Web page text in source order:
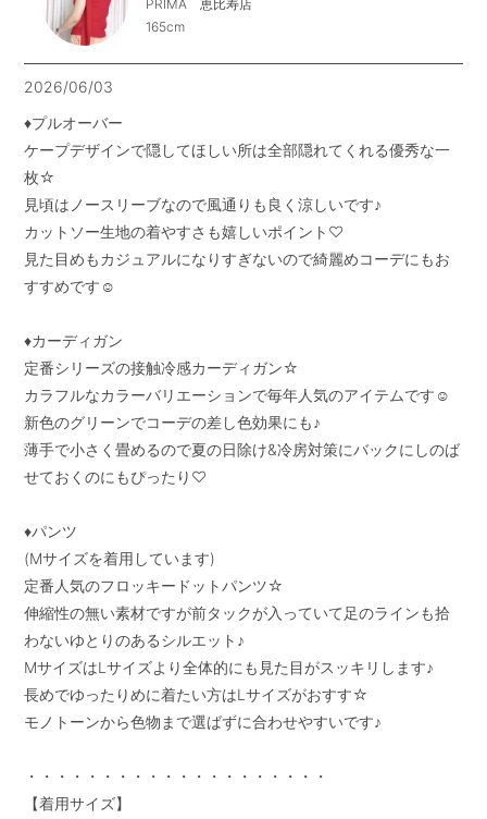
PRIMA 恵比寿店
165cm
2026/06/03
♦︎プルオーバー
ケープデザインで隠してほしい所は全部隠れてくれる優秀な一
枚☆
見頃はノースリーブなので風通りも良く涼しいです♪
カットソー生地の着やすさも嬉しいポイント♡
見た目めもカジュアルになりすぎないので綺麗めコーデにもお
すすめです☺︎
♦︎カーディガン
定番シリーズの接触冷感カーディガン☆
カラフルなカラーバリエーションで毎年人気のアイテムです☺︎
新色のグリーンでコーデの差し色効果にも♪
薄手で小さく畳めるので夏の日除け&冷房対策にバックにしのば
せておくのにもぴったり♡
♦︎パンツ
(Mサイズを着用しています)
定番人気のフロッキードットパンツ☆
伸縮性の無い素材ですが前タックが入っていて足のラインも拾
わないゆとりのあるシルエット♪
MサイズはLサイズより全体的にも見た目がスッキリします♪
長めでゆったりめに着たい方はLサイズがおすす☆
モノトーンから色物まで選ばずに合わせやすいです♪
・・・・・・・・・・・・・・・・・・・・
【着用サイズ】